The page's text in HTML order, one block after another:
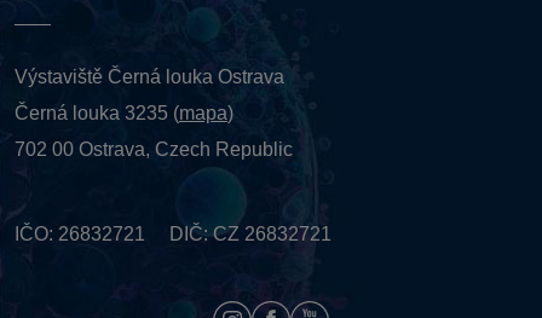
Výstaviště Černá louka Ostrava
Černá louka 3235 (mapa)
702 00 Ostrava, Czech Republic
IČO: 26832721 DIČ: CZ 26832721